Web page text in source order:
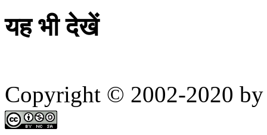
यह भी देखें
Copyright © 2002-2020 by